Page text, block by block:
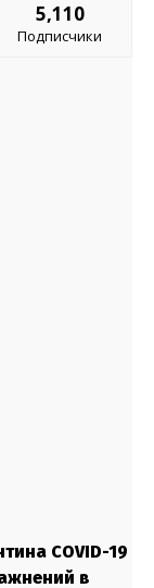
5,110
Подписчики
COVID-19
в